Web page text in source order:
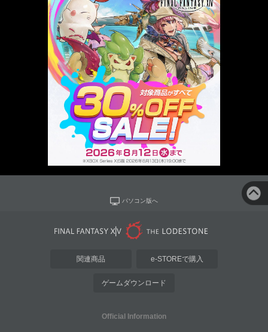
パソコン版へ
関連商品 e-STOREで購入
ゲームダウンロード
Official Information